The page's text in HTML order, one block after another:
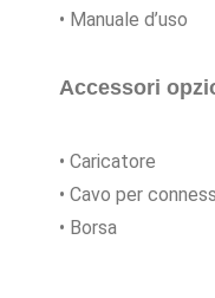
• Manuale d’uso
Accessori
• Caricatore
• Cavo per
• Borsa